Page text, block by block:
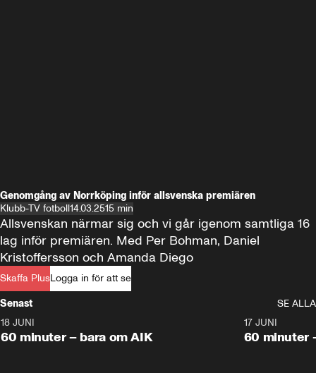
Genomgång av Norrköping inför allsvenska premiären
Klubb-TV fotboll14.03.2515 min
Skaffa PlusLogga in för att se
Allsvenskan närmar sig och vi går igenom samtliga 16
lag inför premiären. Med Per Bohman, Daniel
Kristoffersson och Amanda Diego
Senast
SE ALLA
Plus
18 JUNI
60 minuter – bara om AIK
Plus
17 JUNI
60 minuter